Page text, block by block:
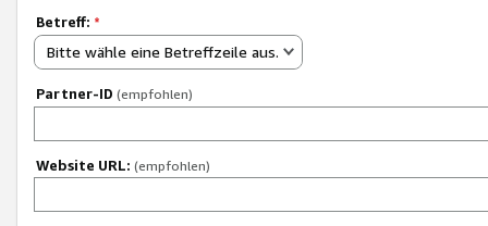
Betreff: *
Bitte wähle eine Betreffzeile aus.
Partner-ID (empfohlen)
Website URL: (empfohlen)